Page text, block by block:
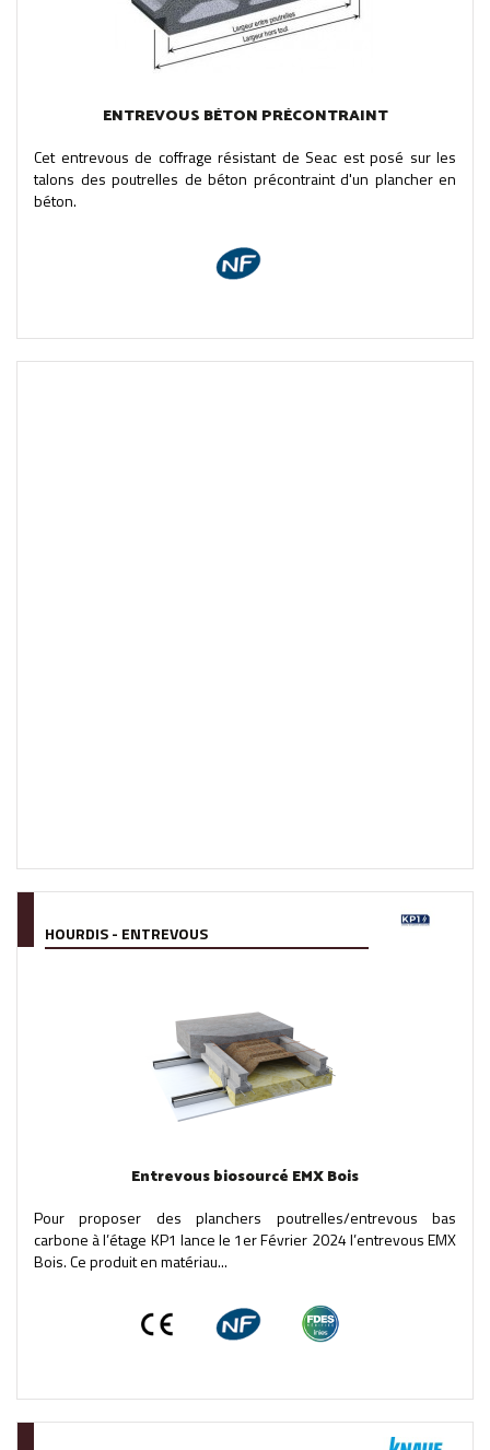
ENTREVOUS BÉTON PRÉCONTRAINT
Cet entrevous de coffrage résistant de Seac est posé sur les
talons des poutrelles de béton précontraint d'un plancher en
béton.
HOURDIS - ENTREVOUS
Entrevous biosourcé EMX Bois
Pour proposer des planchers poutrelles/entrevous bas
carbone à l’étage KP1 lance le 1er Février 2024 l’entrevous EMX
Bois. Ce produit en matériau...